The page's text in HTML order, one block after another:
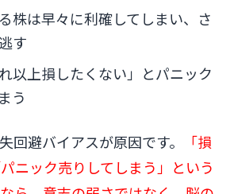
株は早々に利確してしまい、さ
す
以上損したくない」とパニック
う
回避バイアスが原因です。
「損
ニック売りしてしまう」という